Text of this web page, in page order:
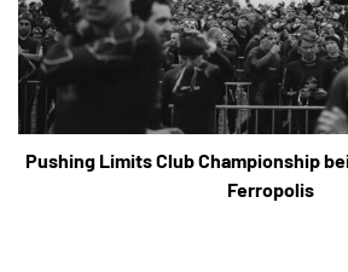
Pushing Limits Club Championship
Ferropolis